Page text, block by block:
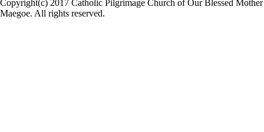
Copyright(c) 2017 Catholic Pilgrimage Church of Our Blessed Mother
Maegoe. All rights reserved.